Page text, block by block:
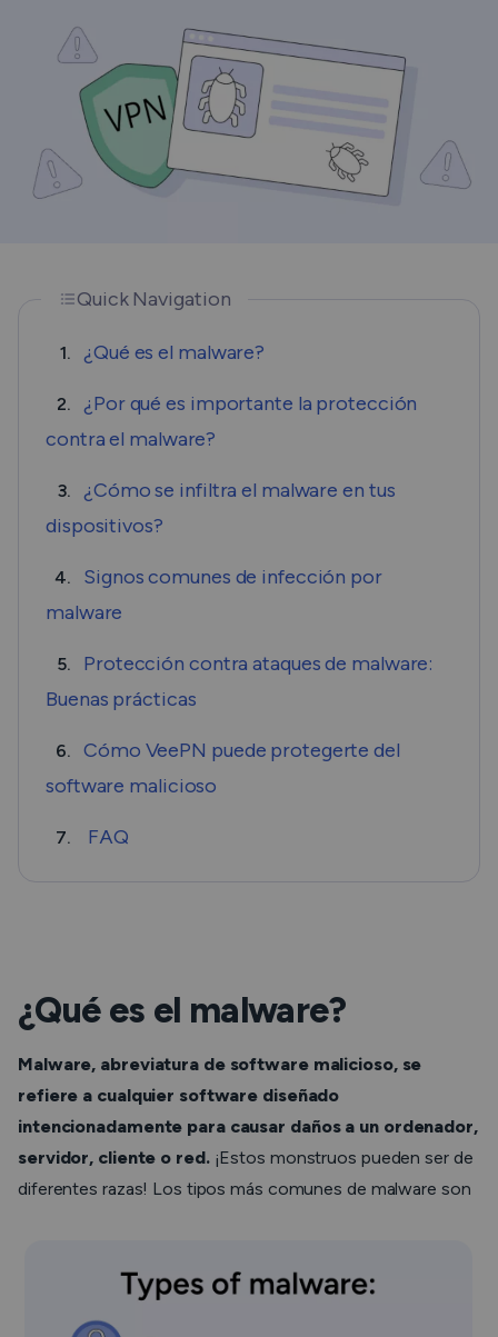
Quick Navigation
1. ¿Qué es el malware?
2.
¿Por qué es importante la protección
contra el malware?
3.
¿Cómo se infiltra el malware en tus
dispositivos?
4.
Signos comunes de infección por
malware
5.
Protección contra ataques de malware:
Buenas prácticas
6.
Cómo VeePN puede protegerte del
software malicioso
7. FAQ
¿Qué es el malware?
Malware, abreviatura de software malicioso, se
refiere a cualquier software diseñado
intencionadamente para causar daños a un ordenador,
servidor, cliente o red.¡Estos monstruos pueden ser de
diferentes razas! Los tipos más comunes de malware son